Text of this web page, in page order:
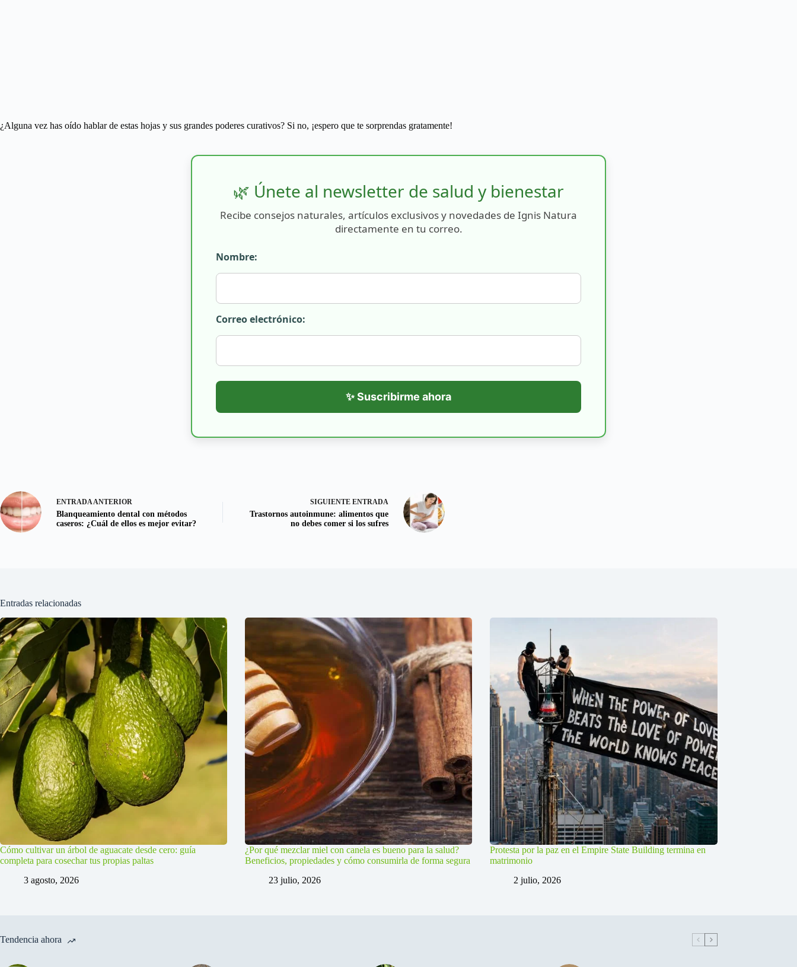
¿Alguna vez has oído hablar de estas hojas y sus grandes poderes curativos? Si no, ¡espero que te sorprendas gratamente!
🌿 Únete al newsletter de salud y bienestar
Recibe consejos naturales, artículos exclusivos y novedades de Ignis Natura
directamente en tu correo.
Nombre:
Correo electrónico:
✨ Suscribirme ahora
ENTRADA ANTERIOR
Blanqueamiento dental con métodos
caseros: ¿Cuál de ellos es mejor evitar?
SIGUIENTE ENTRADA
Trastornos autoinmune: alimentos que
no debes comer si los sufres
Entradas relacionadas
Cómo cultivar un árbol de aguacate desde cero: guía
completa para cosechar tus propias paltas
3 agosto, 2026
¿Por qué mezclar miel con canela es bueno para la salud?
Beneficios, propiedades y cómo consumirla de forma segura
23 julio, 2026
Protesta por la paz en el Empire State Building termina en
matrimonio
2 julio, 2026
Tendencia ahora